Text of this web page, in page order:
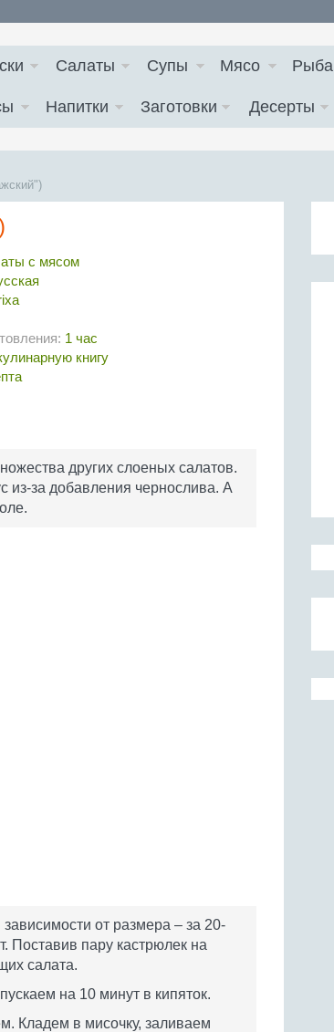
Салаты Супы Мясо Рыба
Напитки Заготовки Десерты
с мясом
1 час
книгу
других слоеных салатов.
из-за добавления чернослива. А
от размера – за 20-
Поставив пару кастрюлек на
салата.
на 10 минут в кипяток.
Кладем в мисочку, заливаем